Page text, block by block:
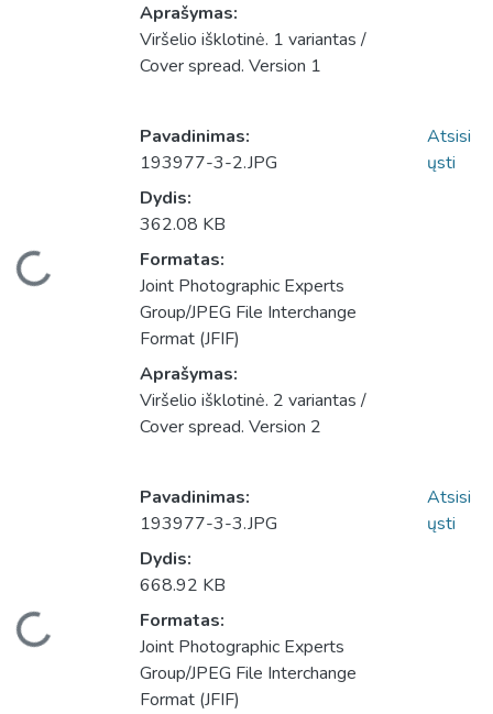
Aprašymas:
Viršelio išklotinė. 1 variantas /
Cover spread. Version 1
Pavadinimas:
193977-3-2.JPG
Dydis:
362.08 KB
Formatas:
Joint Photographic Experts
Group/JPEG File Interchange
Format (JFIF)
Aprašymas:
Viršelio išklotinė. 2 variantas /
Cover spread. Version 2
Atsisi
ųsti
Pavadinimas:
193977-3-3.JPG
Dydis:
668.92 KB
Formatas:
Joint Photographic Experts
Group/JPEG File Interchange
Format (JFIF)
Atsisi
ųsti